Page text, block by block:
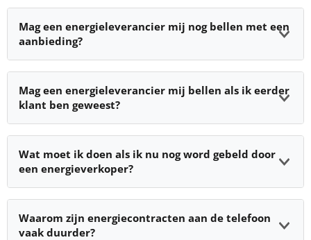
Mag een energieleverancier mij nog bellen met een
aanbieding?
Mag een energieleverancier mij bellen als ik eerder
klant ben geweest?
Wat moet ik doen als ik nu nog word gebeld door
een energieverkoper?
Waarom zijn energiecontracten aan de telefoon
vaak duurder?